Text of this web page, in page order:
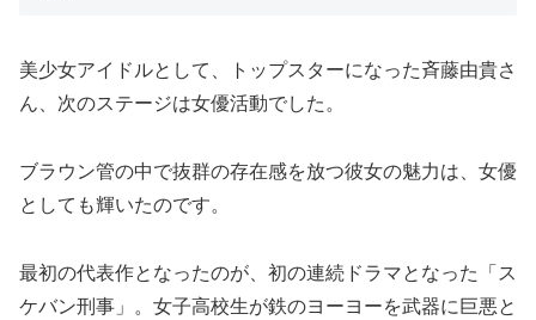
美少女アイドルとして、トップスターになった斉藤由貴さ
ん、次のステージは女優活動でした。
ブラウン管の中で抜群の存在感を放つ彼女の魅力は、女優
としても輝いたのです。
最初の代表作となったのが、初の連続ドラマとなった「ス
ケバン刑事」。女子高校生が鉄のヨーヨーを武器に巨悪と